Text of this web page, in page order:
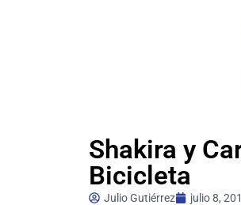
Shakira y
Bicicleta
Julio Gutiérrez julio 8,